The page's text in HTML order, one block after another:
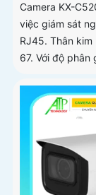
Camera KX-
việc giám sát
RJ45. Thân
67. Với độ phân